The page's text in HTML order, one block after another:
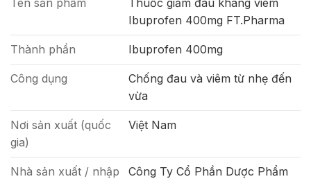
Tên sản phẩm
Thuốc giảm đau kháng viêm
Ibuprofen 400mg FT.Pharma
Thành phần Ibuprofen 400mg
Công dụng
Chống đau và viêm từ nhẹ đến
vừa
Nơi sản xuất (quốc
gia)
Việt Nam
Nhà sản xuất / nhập
Công Ty Cổ Phần Dược Phẩm